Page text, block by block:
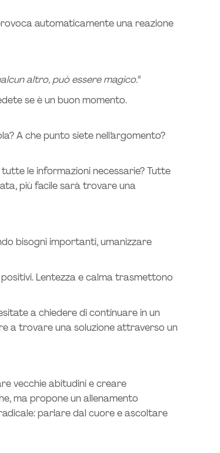
automaticamente una reazione
altro, può essere magico.“
se è un buon momento.
A che punto siete nell’argomento?
le informazioni necessarie? Tutte
più facile sarà trovare una
bisogni importanti, umanizzare
Lentezza e calma trasmettono
a chiedere di continuare in un
a trovare una soluzione attraverso un
vecchie abitudini e creare
ma propone un allenamento
parlare dal cuore e ascoltare